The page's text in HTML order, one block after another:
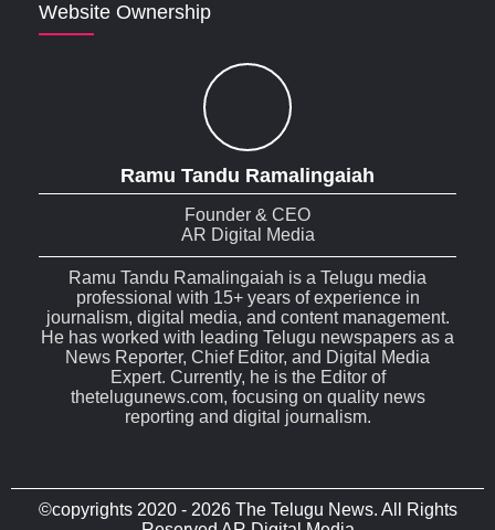
Website Ownership
Ramu Tandu Ramalingaiah
Founder & CEO
AR Digital Media
Ramu Tandu Ramalingaiah is a Telugu media
professional with 15+ years of experience in
journalism, digital media, and content management.
He has worked with leading Telugu newspapers as a
News Reporter, Chief Editor, and Digital Media
Expert. Currently, he is the Editor of
thetelugunews.com, focusing on quality news
reporting and digital journalism.
©copyrights 2020 - 2026 The Telugu News. All Rights